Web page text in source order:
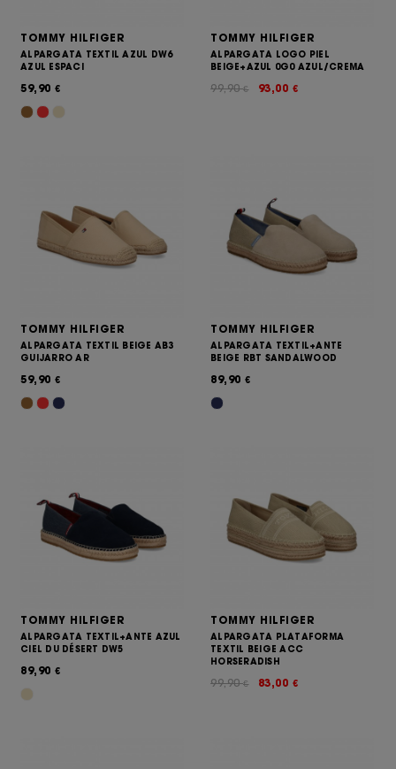
TOMMY HILFIGER
ALPARGATA TEXTIL AZUL DW6
AZUL ESPACI
59,90 €
TOMMY HILFIGER
ALPARGATA LOGO PIEL
BEIGE+AZUL 0G0 AZUL/CREMA
93,00 €
99,90€
TOMMY HILFIGER
ALPARGATA TEXTIL BEIGE AB3
GUIJARRO AR
59,90 €
TOMMY HILFIGER
ALPARGATA TEXTIL+ANTE
BEIGE RBT SANDALWOOD
89,90 €
TOMMY HILFIGER
ALPARGATA TEXTIL+ANTE AZUL
CIEL DU DÉSERT DW5
89,90 €
TOMMY HILFIGER
ALPARGATA PLATAFORMA
TEXTIL BEIGE ACC
HORSERADISH
83,00 €
99,90€